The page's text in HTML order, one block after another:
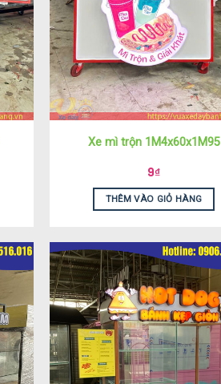
Xe mì trộn 1M4x60x1M95
9₫
THÊM VÀO GIỎ HÀNG